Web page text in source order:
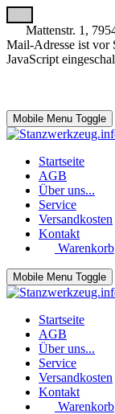
Mattenstr. 1,
Mail-Adresse ist vor
JavaScript
Mobile Menu Toggle
Startseite
AGB
Über uns...
Service
Versandkosten
Kontakt
Warenkorb
Mobile Menu Toggle
Startseite
AGB
Über uns...
Service
Versandkosten
Kontakt
Warenkorb